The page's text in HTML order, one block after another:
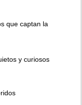
que captan la
y curiosos